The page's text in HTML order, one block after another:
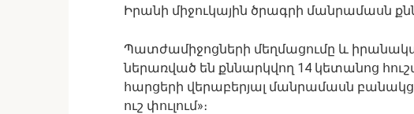
Իրանի միջուկային ծրագրի մանրամասն
Պատժամիջոցների մեղմացումը և
ներառված են քննարկվող 14 կետանոց
հարցերի վերաբերյալ մանրամասն
ուշ փուլում»։